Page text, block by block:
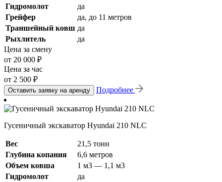
Гидромолот
да
Грейфер
да, до 11 метров
Траншейный ковш да
Рыхлитель
да
Цена за смену
от 20 000 ₽
Цена за час
от 2 500 ₽
Оставить заявку на аренду Подробнее
Гусеничный экскаватор Hyundai 210 NLC
Вес
21,5 тонн
Глубина копания
6,6 метров
Объем ковша
1 м3 — 1,1 м3
Гидромолот
да